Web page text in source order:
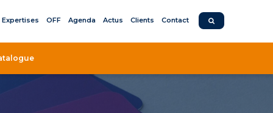
Expertises OFF Agenda Actus Clients Contact